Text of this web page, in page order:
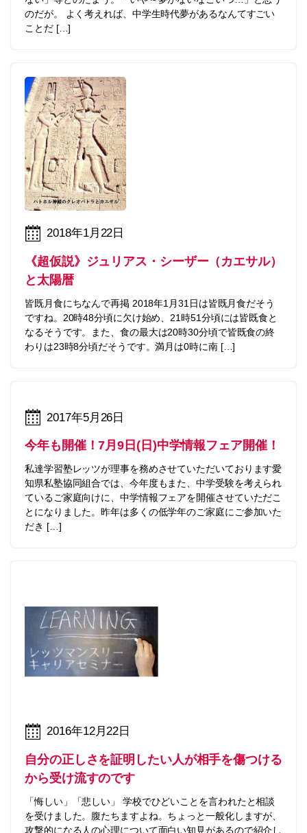
のだが。 よく考えれば、中学生時代夢があるなんてすごい
ことだ […]
2018年1月22日
《超仮説》ジュリアス・シーザー（カエサル）
と太陽暦
皆既月食にちなんで再掲 2018年1月31日は皆既月食だそう
ですね。20時48分頃に欠け始め、21時51分頃には皆既食と
なるそうです。また、食の最大は20時30分頃で皆既食の終
わりは23時8分頃だそうです。満月は0時に南 […]
2017年5月26日
今年も開催！7月9日(日)中学情報フェア開催！
私達学習塾レッツが理事を務めさせていただいております愛
知県私塾協同組合では、今年度もまた、中学受験を考えられ
ているご家庭向けに、中学情報フェアを開催させていただこ
とになりました。昨年は多くの低学年のご家庭にご参加いた
だき […]
2016年12月22日
自分の正しさを証明したい人が相手を傷つける
から受け流すのです
「悔しい」「悲しい」 学校でひどいことを言われたと相談
を受けました。腹たちますよね。ちょっと一般化しますが、
攻撃的になる人の心理について面白い知見があるので紹介し